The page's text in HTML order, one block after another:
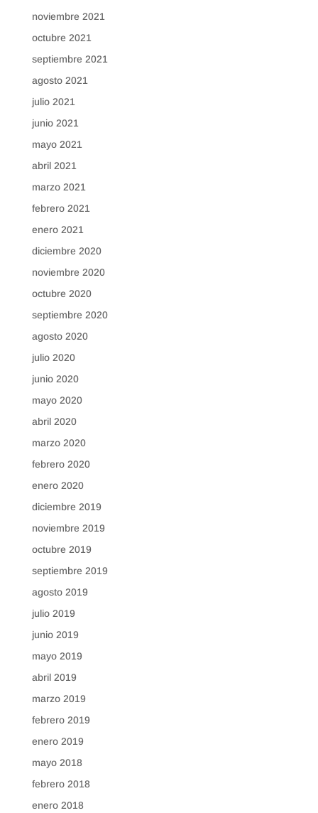
noviembre 2021
octubre 2021
septiembre 2021
agosto 2021
julio 2021
junio 2021
mayo 2021
abril 2021
marzo 2021
febrero 2021
enero 2021
diciembre 2020
noviembre 2020
octubre 2020
septiembre 2020
agosto 2020
julio 2020
junio 2020
mayo 2020
abril 2020
marzo 2020
febrero 2020
enero 2020
diciembre 2019
noviembre 2019
octubre 2019
septiembre 2019
agosto 2019
julio 2019
junio 2019
mayo 2019
abril 2019
marzo 2019
febrero 2019
enero 2019
mayo 2018
febrero 2018
enero 2018